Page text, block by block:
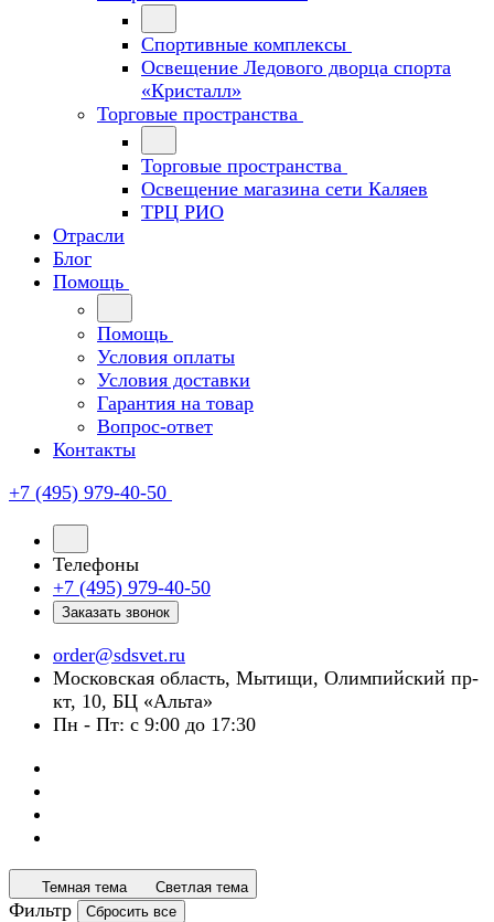
Спортивные комплексы
Освещение Ледового дворца спорта
«Кристалл»
Торговые пространства
Торговые пространства
Освещение магазина сети Каляев
ТРЦ РИО
Отрасли
Блог
Помощь
Помощь
Условия оплаты
Условия доставки
Гарантия на товар
Вопрос-ответ
Контакты
+7 (495) 979-40-50
Телефоны
+7 (495) 979-40-50
Заказать звонок
order@sdsvet.ru
Московская область, Мытищи, Олимпийский пр-
кт, 10, БЦ «Альта»
Пн - Пт: с 9:00 до 17:30
Темная тема Светлая тема
Фильтр Сбросить все